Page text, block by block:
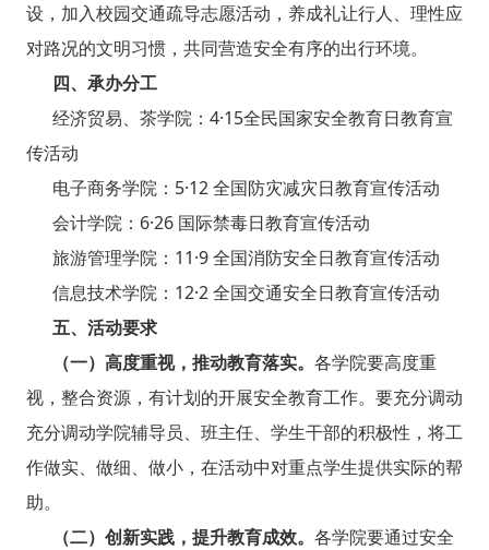
设，加入校园交通疏导志愿活动，养成礼让行人、理性应
对路况的文明习惯，共同营造安全有序的出行环境。
四、承办分工
经济贸易、茶学院：4·15全民国家安全教育日教育宣
传活动
电子商务学院：5·12 全国防灾减灾日教育宣传活动
会计学院：6·26 国际禁毒日教育宣传活动
旅游管理学院：11·9 全国消防安全日教育宣传活动
信息技术学院：12·2 全国交通安全日教育宣传活动
五、活动要求
（一） 高度重视，推动教育落实。 各学院要高度重
视，整合资源，有计划的开展安全教育工作。要充分调动
充分调动学院辅导员、班主任、学生干部的积极性，将工
作做实、做细、做小，在活动中对重点学生提供实际的帮
助。
（二） 创新实践，提升教育成效。 各学院要通过安全